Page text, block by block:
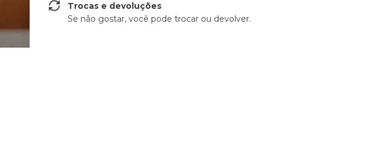
Trocas e devoluções
Se não gostar, você pode trocar ou devolver.